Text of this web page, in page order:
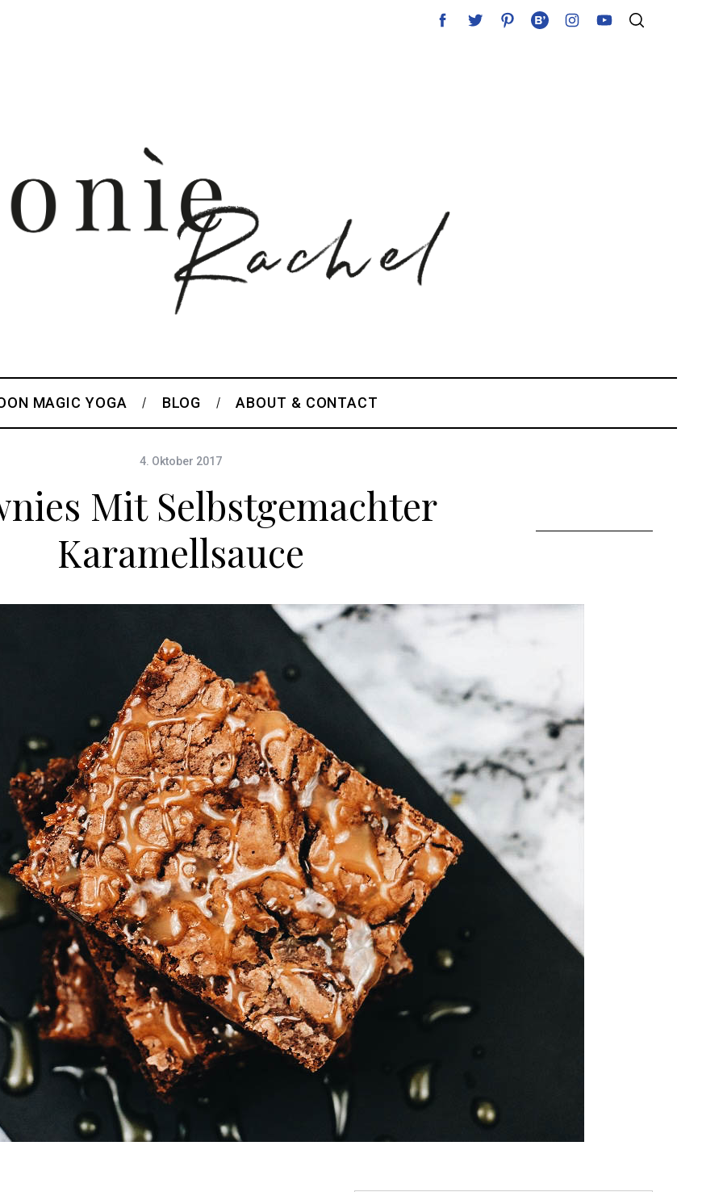
MAGIC YOGA BLOG ABOUT & CONTACT
4. Oktober 2017
Mit Selbstgemachter
Karamellsauce